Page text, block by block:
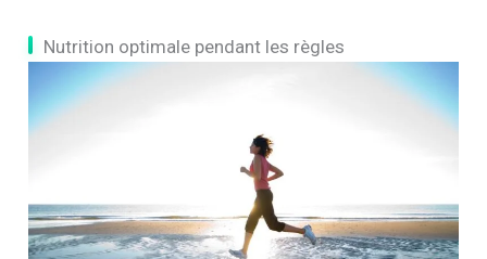
Nutrition optimale pendant les règles